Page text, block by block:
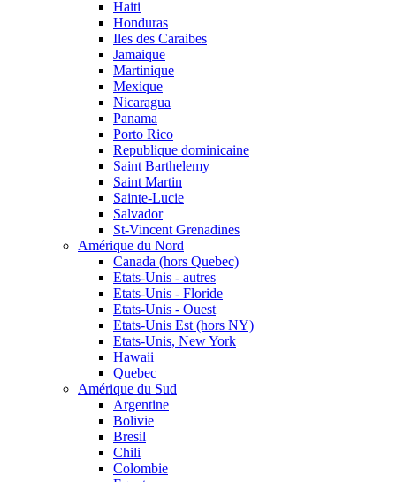
Haiti
Honduras
Iles des Caraibes
Jamaique
Martinique
Mexique
Nicaragua
Panama
Porto Rico
Republique dominicaine
Saint Barthelemy
Saint Martin
Sainte-Lucie
Salvador
St-Vincent Grenadines
Amérique du Nord
Canada (hors Quebec)
Etats-Unis - autres
Etats-Unis - Floride
Etats-Unis - Ouest
Etats-Unis Est (hors NY)
Etats-Unis, New York
Hawaii
Quebec
Amérique du Sud
Argentine
Bolivie
Bresil
Chili
Colombie